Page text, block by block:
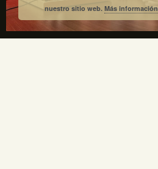
nuestro sitio web.Más información